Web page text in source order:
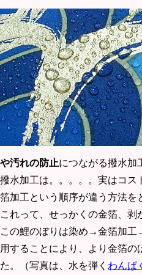
や汚れの防止につながる撥水加
撥水加工は。。。。。実はコ
箔加工という順序が違う方法を
これって、せっかくの金箔、剥
この鯉のぼりは染め→金箔加
用することにより、より金箔の
た。（写真は、水を弾く わんぱ